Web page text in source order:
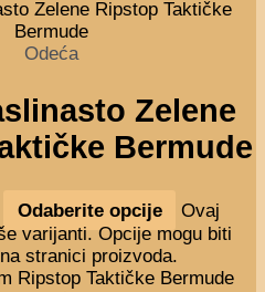
Odeća
Zelene
Bermude
Odaberite opcije
Ovaj
varijanti. Opcije mogu biti
stranici proizvoda.